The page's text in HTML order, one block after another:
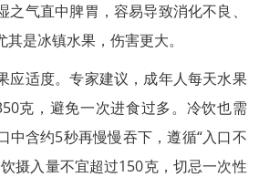
之气直中脾胃，容易导致消化不良、
是冰镇水果，伤害更大。
适度。专家建议，成年人每天水果
克，避免一次进食过多。冷饮也需
中含约5秒再慢慢吞下，遵循“入口不
摄入量不宜超过150克，切忌一次性